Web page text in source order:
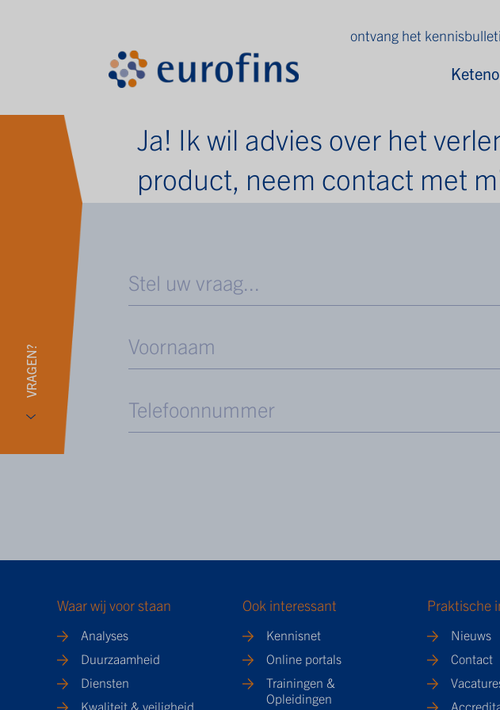
ontvang het
Ja! Ik wil advies over het
product, neem contact met
VRAGEN?
Waar wij voor staan
Analyses
Duurzaamheid
Diensten
Kwaliteit & veiligheid
Ook interessant
Kennisnet
Online portals
Trainingen &
Opleidingen
Praktische
Nieuws
Contact